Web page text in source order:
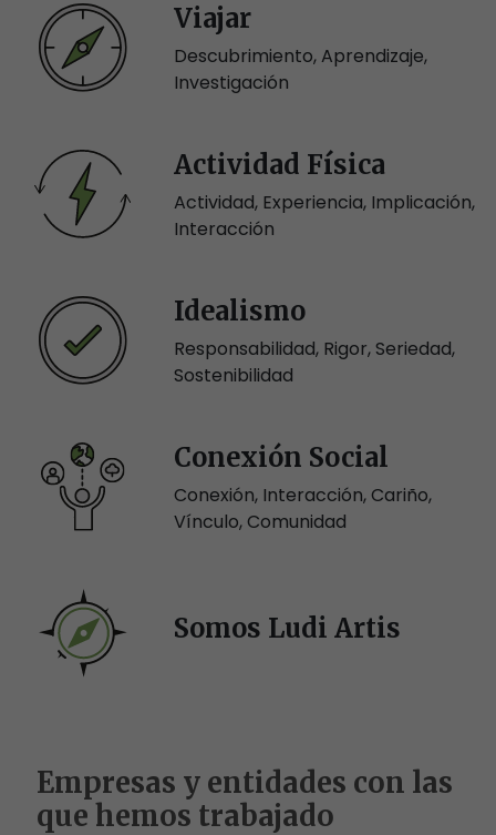
Viajar
Descubrimiento, Aprendizaje,
Investigación
Actividad Física
Actividad, Experiencia, Implicación,
Interacción
Idealismo
Responsabilidad, Rigor, Seriedad,
Sostenibilidad
Conexión Social
Conexión, Interacción, Cariño,
Vínculo, Comunidad
Somos Ludi Artis
Empresas y entidades con las
que hemos trabajado